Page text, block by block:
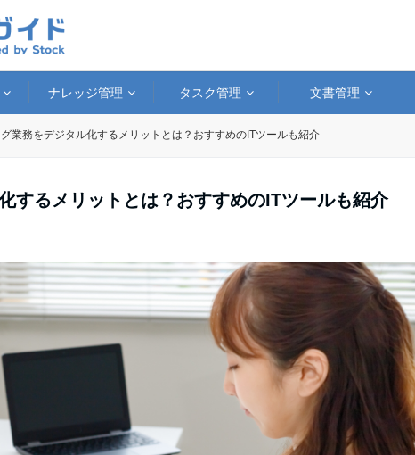
ナレッジ管理 タスク管理 文書管理
業務をデジタル化するメリットとは？おすすめのITツールも紹介
するメリットとは？おすすめのITツールも紹介